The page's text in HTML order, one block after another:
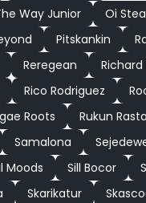
Way Junior
Oi
Pitskankin
Reregean
Richard
Rico Rodriguez
Roots
Rukun Rasta
Samalona
Moods
Sill Bocor
Skarikatur